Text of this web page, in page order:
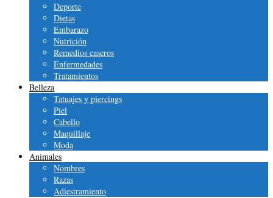
Deporte
Dietas
Embarazo
Nutrición
Remedios caseros
Enfermedades
Tratamientos
Belleza
Tatuajes y piercings
Piel
Cabello
Maquillaje
Moda
Animales
Nombres
Razas
Adiestramiento